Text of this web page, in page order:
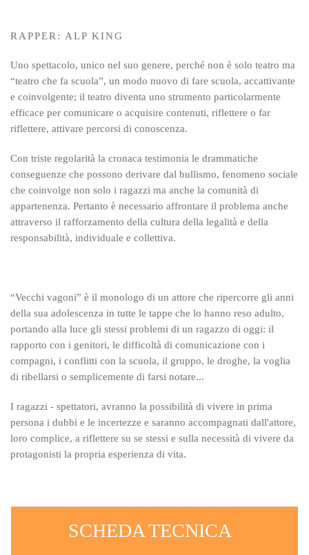
RAPPER: ALP KING
Uno spettacolo, unico nel suo genere, perché non è solo teatro ma
“teatro che fa scuola”, un modo nuovo di fare scuola, accattivante
e coinvolgente; il teatro diventa uno strumento particolarmente
efficace per comunicare o acquisire contenuti, riflettere o far
riflettere, attivare percorsi di conoscenza.
Con triste regolarità la cronaca testimonia le drammatiche
conseguenze che possono derivare dal bullismo, fenomeno sociale
che coinvolge non solo i ragazzi ma anche la comunità di
appartenenza. Pertanto è necessario affrontare il problema anche
attraverso il rafforzamento della cultura della legalità e della
responsabilità, individuale e collettiva.
“Vecchi vagoni” è il monologo di un attore che ripercorre gli anni
della sua adolescenza in tutte le tappe che lo hanno reso adulto,
portando alla luce gli stessi problemi di un ragazzo di oggi: il
rapporto con i genitori, le difficoltà di comunicazione con i
compagni, i conflitti con la scuola, il gruppo, le droghe, la voglia
di ribellarsi o semplicemente di farsi notare...
I ragazzi - spettatori, avranno la possibilità di vivere in prima
persona i dubbi e le incertezze e saranno accompagnati dall'attore,
loro complice, a riflettere su se stessi e sulla necessità di vivere da
protagonisti la propria esperienza di vita.
SCHEDA TECNICA